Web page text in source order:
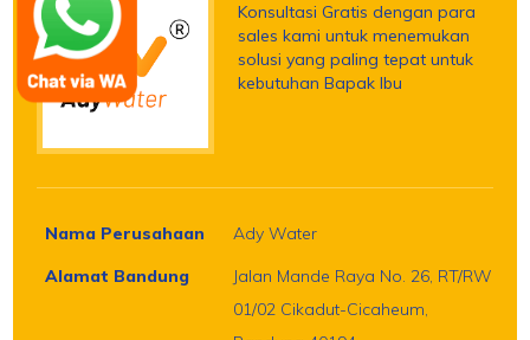
Konsultasi Gratis dengan para
sales kami untuk menemukan
solusi yang paling tepat untuk
kebutuhan Bapak Ibu
Nama Perusahaan
Ady Water
Alamat Bandung
Jalan Mande Raya No. 26, RT/RW
01/02 Cikadut-Cicaheum,